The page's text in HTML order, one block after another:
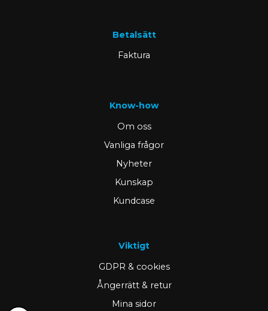
Betalsätt
Faktura
Know-how
Om oss
Vanliga frågor
Nyheter
Kunskap
Kundcase
Viktigt
GDPR & cookies
Ångerrätt & retur
Mina sidor